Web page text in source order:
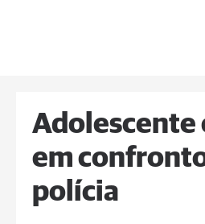
Adolescente
em
polícia